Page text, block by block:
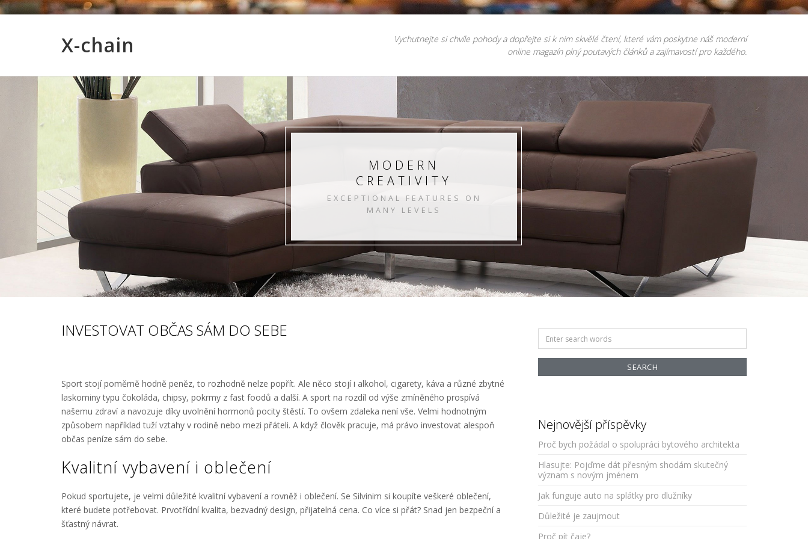
X-chain
Vychutnejte si chvíle pohody a dopřejte si k nim skvělé čtení, které vám poskytne náš moderní
online magazín plný poutavých článků a zajímavostí pro každého.
MODERN
CREATIVITY
EXCEPTIONAL FEATURES ON
MANY LEVELS
INVESTOVAT OBČAS SÁM DO SEBE
Sport stojí poměrně hodně peněz, to rozhodně nelze popřít. Ale něco stojí i alkohol, cigarety, káva a různé zbytné
laskominy typu čokoláda, chipsy, pokrmy z fast foodů a další. A sport na rozdíl od výše zmíněného prospívá
našemu zdraví a navozuje díky uvolnění hormonů pocity štěstí. To ovšem zdaleka není vše. Velmi hodnotným
způsobem například tuží vztahy v rodině nebo mezi přáteli. A když člověk pracuje, má právo investovat alespoň
občas peníze sám do sebe.
Kvalitní vybavení i oblečení
Pokud sportujete, je velmi důležité kvalitní vybavení a rovněž i oblečení. Se Silvinim si koupíte veškeré oblečení,
které budete potřebovat. Prvotřídní kvalita, bezvadný design, přijatelná cena. Co více si přát? Snad jen bezpeční a
šťastný návrat.
Search
for:
Nejnovější příspěvky
Proč bych požádal o spolupráci bytového architekta
Hlasujte: Pojďme dát přesným shodám skutečný
význam s novým jménem
Jak funguje auto na splátky pro dlužníky
Důležité je zaujmout
Proč pít čaje?